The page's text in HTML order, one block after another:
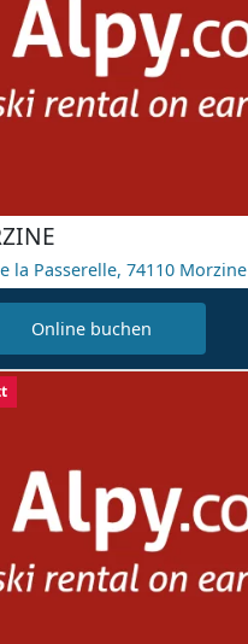
la Passerelle, 74110 Morzine
Online buchen